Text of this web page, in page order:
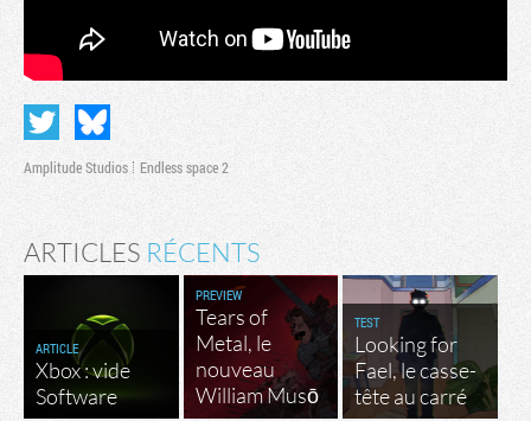
Amplitude Studios Endless space 2
ARTICLES RÉCENTS
ARTICLE
Xbox : vide
Software
PREVIEW
Tears of
Metal, le
nouveau
William Musō
TEST
Looking for
Fael, le casse-
tête au carré